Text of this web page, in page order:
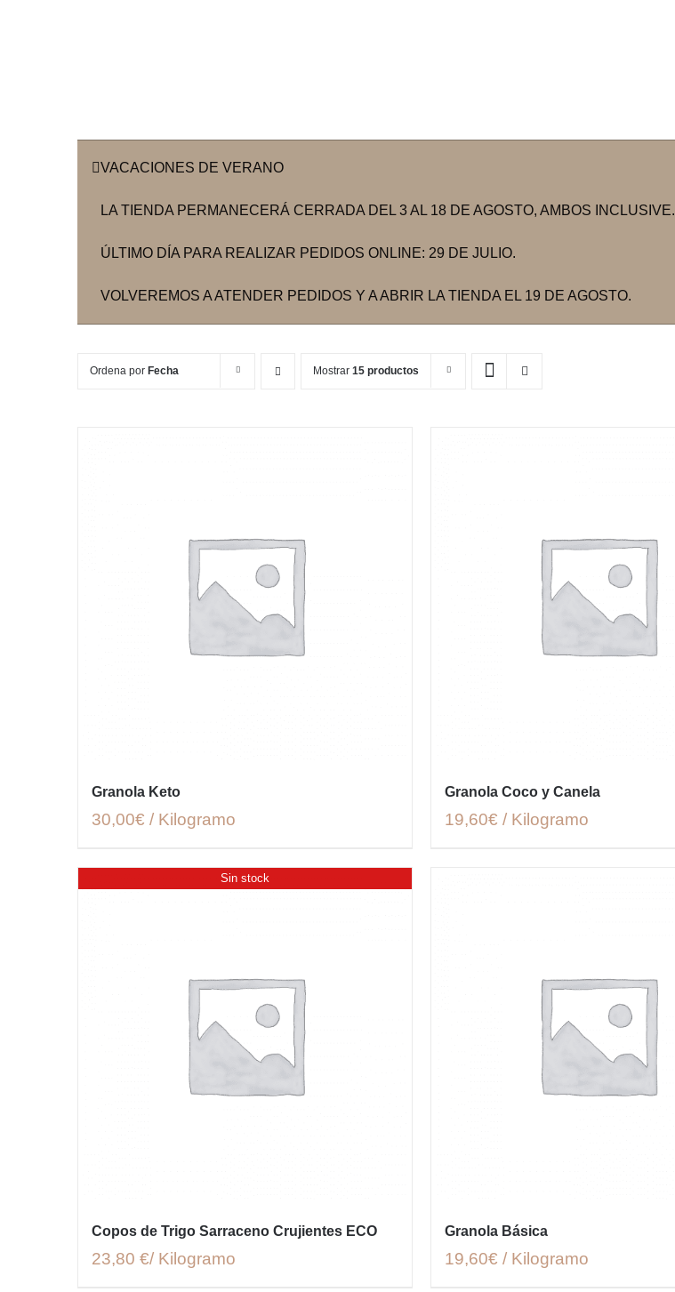
VACACIONES DE VERANO
LA TIENDA PERMANECERÁ CERRADA DEL 3 AL 18 DE AGOSTO, AMBOS INCLUSIVE.
ÚLTIMO DÍA PARA REALIZAR PEDIDOS ONLINE: 29 DE JULIO.
VOLVEREMOS A ATENDER PEDIDOS Y A ABRIR LA TIENDA EL 19 DE AGOSTO.
Ordena por Fecha Mostrar 15 productos
Granola Keto
30,00€ / Kilogramo
Granola Coco y Canela
19,60€ / Kilogramo
Sin stock
Copos de Trigo Sarraceno Crujientes ECO
23,80 €/ Kilogramo
Granola Básica
19,60€ / Kilogramo